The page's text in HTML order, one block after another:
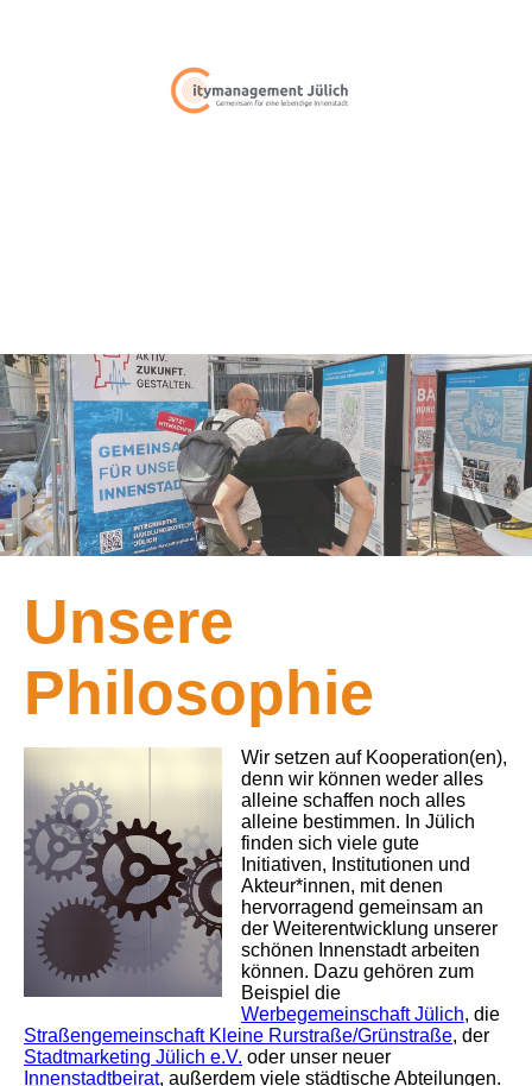
Unsere
Philosophie
Wir setzen auf Kooperation(en),
denn wir können weder alles
alleine schaffen noch alles
alleine bestimmen. In Jülich
finden sich viele gute
Initiativen, Institutionen und
Akteur*innen, mit denen
hervorragend gemeinsam an
der Weiterentwicklung unserer
schönen Innenstadt arbeiten
können. Dazu gehören zum
Beispiel die
Werbegemeinschaft Jülich, die
Straßengemeinschaft Kleine Rurstraße/Grünstraße, der
Stadtmarketing Jülich e.V. oder unser neuer
Innenstadtbeirat, außerdem viele städtische Abteilungen.